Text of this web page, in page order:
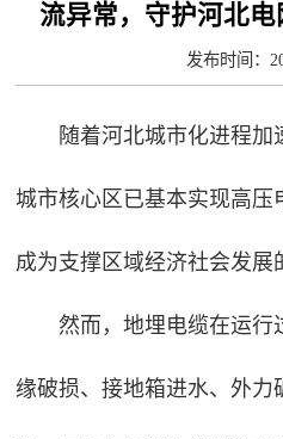
流异常，守护河北
发布时间：
随着河北城市化进程加
城市核心区已基本实现高压
成为支撑区域经济社会发展
然而，地埋电缆在运行
缘破损、接地箱进水、外力